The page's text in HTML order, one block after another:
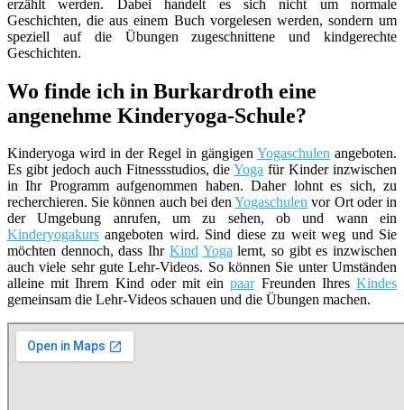
erzählt werden. Dabei handelt es sich nicht um normale
Geschichten, die aus einem Buch vorgelesen werden, sondern um
speziell auf die Übungen zugeschnittene und kindgerechte
Geschichten.
Wo finde ich in Burkardroth eine
angenehme Kinderyoga-Schule?
Kinderyoga wird in der Regel in gängigen Yogaschulen angeboten.
Es gibt jedoch auch Fitnessstudios, dieYoga für Kinder inzwischen
in Ihr Programm aufgenommen haben. Daher lohnt es sich, zu
recherchieren. Sie können auch bei denYogaschulen vor Ort oder in
der Umgebung anrufen, um zu sehen, ob und wann ein
Kinderyogakurs angeboten wird. Sind diese zu weit weg und Sie
möchten dennoch, dass Ihr Kind Yogalernt, so gibt es inzwischen
auch viele sehr gute Lehr-Videos. So können Sie unter Umständen
alleine mit Ihrem Kind oder mit einpaarFreunden IhresKindes
gemeinsam die Lehr-Videos schauen und die Übungen machen.